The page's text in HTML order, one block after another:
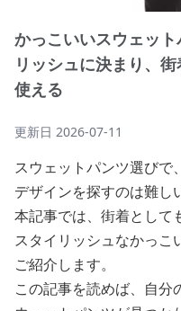
かっこいいスウェッ
リッシュに決まり、
使える
更新日 2026-07-11
スウェットパンツ選びで
デザインを探すのは難し
本記事では、街着として
スタイリッシュなかっこ
ご紹介します。
この記事を読めば、自分